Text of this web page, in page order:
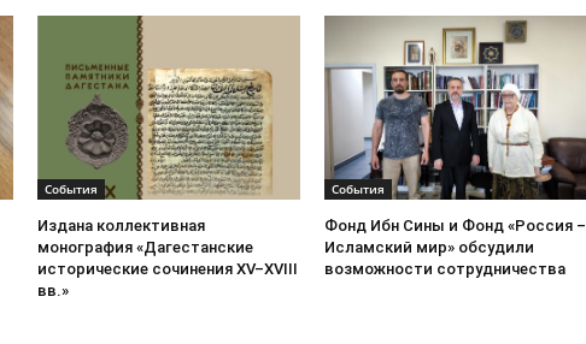
События
Издана коллективная
монография «Дагестанские
исторические сочинения XV–XVIII
вв.»
События
Фонд Ибн Сины и Фонд «Россия –
Исламский мир» обсудили
возможности сотрудничества